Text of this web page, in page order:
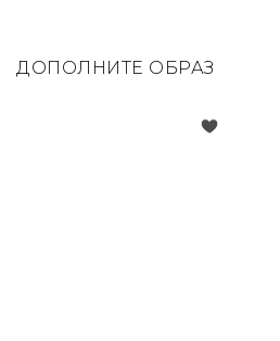
ДОПОЛНИТЕ ОБРАЗ